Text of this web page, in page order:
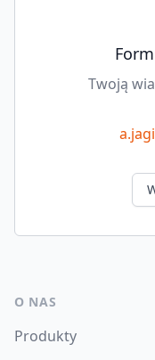
Twoją
O NAS
Produkty